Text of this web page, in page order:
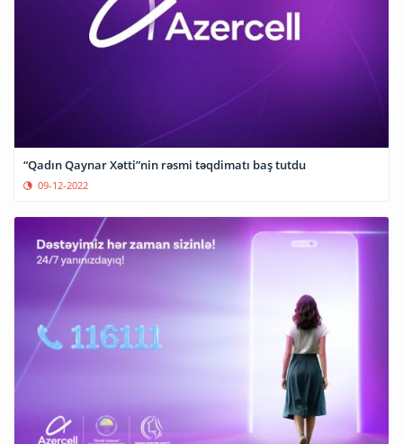
“Qadın Qaynar Xətti”nin rəsmi təqdimatı baş tutdu
09-12-2022